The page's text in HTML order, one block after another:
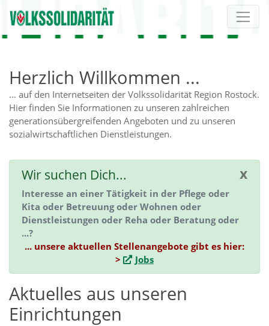
Direkt zur Hauptnavigation springen
Direkt zum Inhalt springen
Herzlich Willkommen ...
... auf den Internetseiten der Volkssolidarität Region Rostock.
Hier finden Sie Informationen zu unseren zahlreichen
generationsübergreifenden Angeboten und zu unseren
sozialwirtschaftlichen Dienstleistungen.
x
Wir suchen Dich...
Interesse an einer Tätigkeit in der Pflege oder
Kita oder Betreuung oder Wohnen oder
Dienstleistungen oder Reha oder Beratung oder
...?
... unsere aktuellen Stellenangebote gibt es hier:
>
Jobs
Aktuelles aus unseren
Einrichtungen